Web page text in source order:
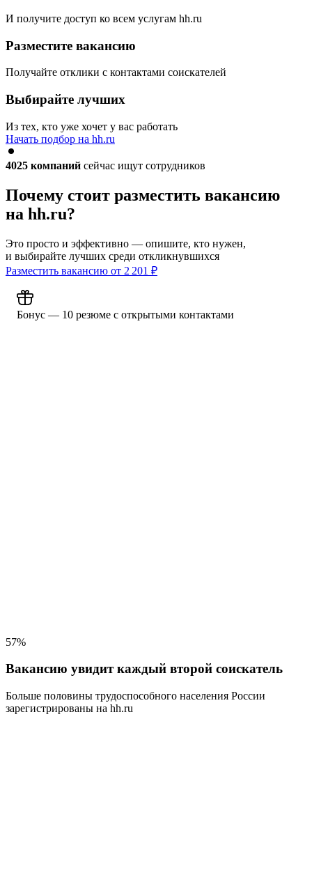
И получите доступ ко всем услугам hh.ru
Разместите вакансию
Получайте отклики с контактами соискателей
Выбирайте лучших
Из тех, кто уже хочет у вас работать
Начать подбор на hh.ru
4025 компаний сейчас ищут сотрудников
Почему стоит разместить вакансию
на hh.ru?
Это просто и эффективно — опишите, кто нужен,
и выбирайте лучших среди откликнувшихся
Разместить вакансию от 2 201 ₽
Бонус — 10 резюме с открытыми контактами
57%
Вакансию увидит каждый второй соискатель
Больше половины трудоспособного населения России
зарегистрированы на hh.ru